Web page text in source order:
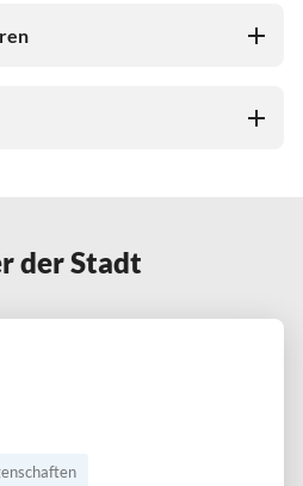
der Stadt